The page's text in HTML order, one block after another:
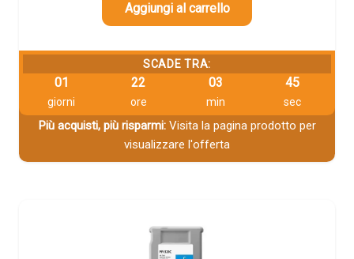
Aggiungi al carrello
SCADE TRA:
01
giorni
22
ore
03
min
44
sec
Più acquisti, più risparmi:Visita la pagina prodotto per
visualizzare l'offerta